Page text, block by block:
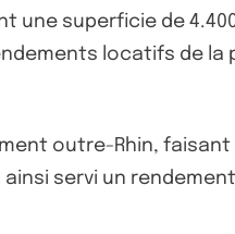
superficie de
locatifs de
outre-Rhin, faisant
servi un